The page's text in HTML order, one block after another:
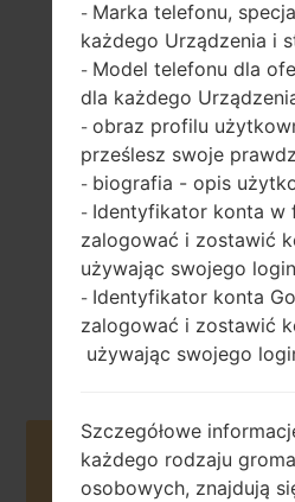
149 gramów (5.26
uncji)
Android 5.0.x
Lollipop
Buy
- Marka telefonu,
każdego Urządzenia i
- Model telefonu dla
dla każdego
- obraz profilu
prześlesz swoje
- biografia - opis
- Identyfikator konta w
zalogować i zostawić
używając swojego
- Identyfikator konta
zalogować i zostawić
używając swojego
Szczegółowe
każdego rodzaju
osobowych, znajdują